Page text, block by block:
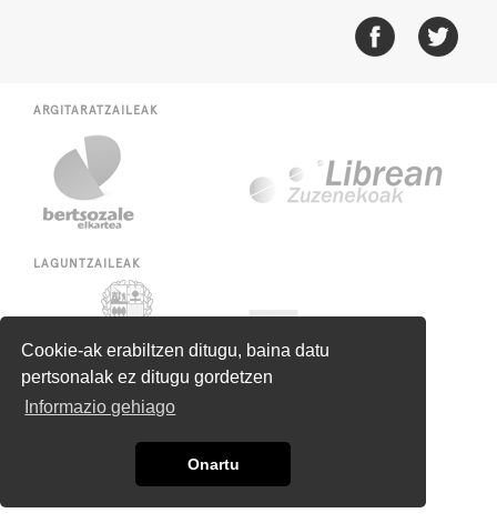
Cookie-ak erabiltzen ditugu, baina datu
pertsonalak ez ditugu gordetzen
Informazio gehiago
Onartu
ARGITARATZAILEAK
LAGUNTZAILEAK